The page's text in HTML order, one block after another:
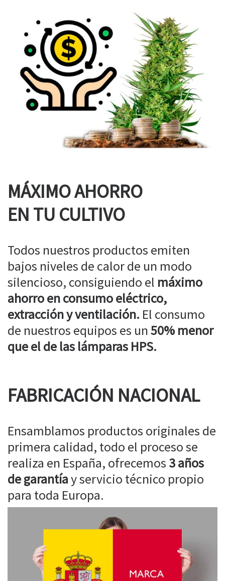
MÁXIMO AHORRO
EN TU CULTIVO
Todos nuestros productos emiten
bajos niveles de calor de un modo
silencioso, consiguiendo el máximo
ahorro en consumo eléctrico,
extracción y ventilación. El consumo
de nuestros equipos es un50% menor
que el de las lámparas HPS.
FABRICACIÓN NACIONAL
Ensamblamos productos originales de
primera calidad, todo el proceso se
realiza en España, ofrecemos 3 años
de garantíay servicio técnico propio
para toda Europa.